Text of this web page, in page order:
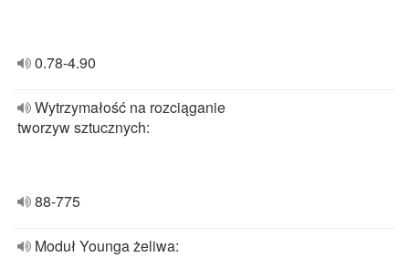
0.78-4.90
Wytrzymałość na rozciąganie
tworzyw sztucznych:
88-775
Moduł Younga żeliwa: